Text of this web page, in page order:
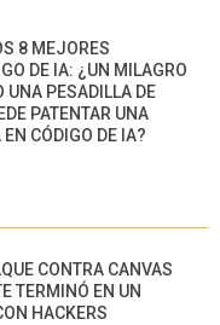
8 MEJORES
DE IA: ¿UN MILAGRO
UNA PESADILLA DE
PATENTAR UNA
CÓDIGO DE IA?
CONTRA CANVAS
TERMINÓ EN UN
HACKERS